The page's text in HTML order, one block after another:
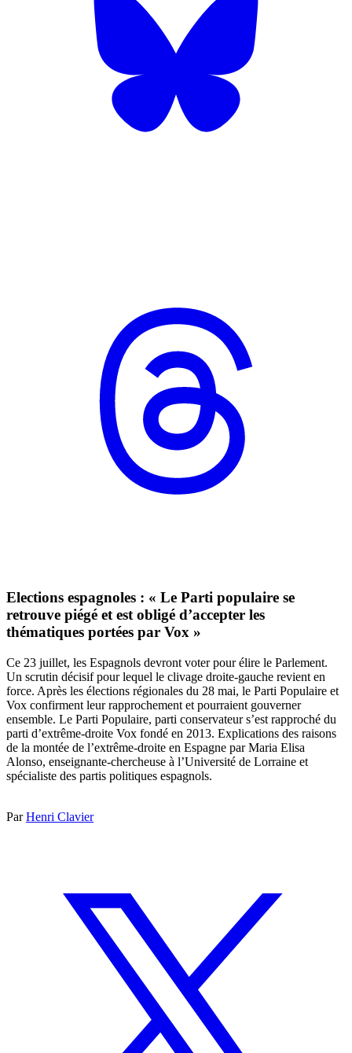
Elections espagnoles : « Le Parti populaire se
retrouve piégé et est obligé d’accepter les
thématiques portées par Vox »
Ce 23 juillet, les Espagnols devront voter pour élire le Parlement.
Un scrutin décisif pour lequel le clivage droite-gauche revient en
force. Après les élections régionales du 28 mai, le Parti Populaire et
Vox confirment leur rapprochement et pourraient gouverner
ensemble. Le Parti Populaire, parti conservateur s’est rapproché du
parti d’extrême-droite Vox fondé en 2013. Explications des raisons
de la montée de l’extrême-droite en Espagne par Maria Elisa
Alonso, enseignante-chercheuse à l’Université de Lorraine et
spécialiste des partis politiques espagnols.
ParHenri Clavier